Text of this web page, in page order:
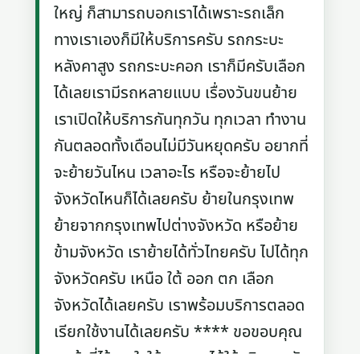
ใหญ่ ก็สามารถบอกเราได้เพราะรถเล็ก
ทางเราเองก็มีให้บริการครับ รถกระบะ
หลังคาสูง รถกระบะคอก เราก็มีครับเลือก
ได้เลยเรามีรถหลายแบบ เรื่องวันขนย้าย
เราเปิดให้บริการกันทุกวัน ทุกเวลา ทำงาน
กันตลอดทั้งเดือนไม่มีวันหยุดครับ อยากที่
จะย้ายวันไหน เวลาอะไร หรือจะย้ายไป
จังหวัดไหนก็ได้เลยครับ ย้ายในกรุงเทพ
ย้ายจากกรุงเทพไปต่างจังหวัด หรือย้าย
ข้ามจังหวัด เราย้ายได้ทั่วไทยครับ ไปได้ทุก
จังหวัดครับ เหนือ ใต้ ออก ตก เลือก
จังหวัดได้เลยครับ เราพร้อมบริการตลอด
เรียกใช้งานได้เลยครับ **** ขอขอบคุณ